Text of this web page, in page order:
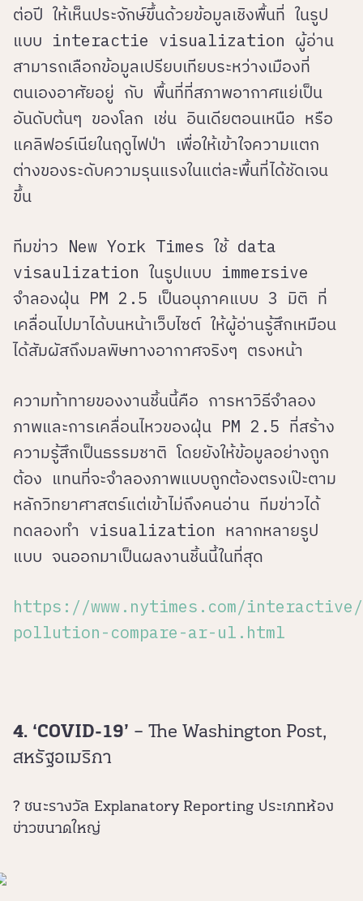
ต่อปี ให้เห็นประจักษ์ขึ้นด้วยข้อมูลเชิงพื้นที่ ในรูป
แบบ interactie visualization ผู้อ่าน
สามารถเลือกข้อมูลเปรียบเทียบระหว่างเมืองที่
ตนเองอาศัยอยู่ กับ พื้นที่ที่สภาพอากาศแย่เป็น
อันดับต้นๆ ของโลก เช่น อินเดียตอนเหนือ หรือ
แคลิฟอร์เนียในฤดูไฟป่า เพื่อให้เข้าใจความแตก
ต่างของระดับความรุนแรงในแต่ละพื้นที่ได้ชัดเจน
ขึ้น
ทีมข่าว New York Times ใช้ data
visaulization ในรูปแบบ immersive
จำลองฝุ่น PM 2.5 เป็นอนุภาคแบบ 3 มิติ ที่
เคลื่อนไปมาได้บนหน้าเว็บไซต์ ให้ผู้อ่านรู้สึกเหมือน
ได้สัมผัสถึงมลพิษทางอากาศจริงๆ ตรงหน้า
ความท้าทายของงานชิ้นนี้คือ การหาวิธีจำลอง
ภาพและการเคลื่อนไหวของฝุ่น PM 2.5 ที่สร้าง
ความรู้สึกเป็นธรรมชาติ โดยยังให้ข้อมูลอย่างถูก
ต้อง แทนที่จะจำลองภาพแบบถูกต้องตรงเป๊ะตาม
หลักวิทยาศาสตร์แต่เข้าไม่ถึงคนอ่าน ทีมข่าวได้
ทดลองทำ visualization หลากหลายรูป
แบบ จนออกมาเป็นผลงานชิ้นนี้ในที่สุด
https://www.nytimes.com/
pollution-compare-ar-ul.html
4. ‘COVID-19’ – The Washington Post,
สหรัฐอเมริกา
? ชนะรางวัล Explanatory Reporting ประเภทห้อง
ข่าวขนาดใหญ่